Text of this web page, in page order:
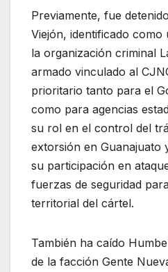
Previamente, fue
Viejón, identificado como
la organización criminal
armado vinculado al
prioritario tanto para el
como para agencias
su rol en el control del
extorsión en Guanajuato
su participación en
fuerzas de seguridad
territorial del cártel.
También ha caído
de la facción Gente